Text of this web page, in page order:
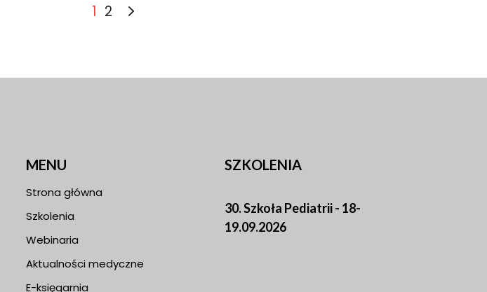
1 2
MENU
Strona główna
Szkolenia
Webinaria
Aktualności medyczne
E-księgarnia
SZKOLENIA
30. Szkoła Pediatrii - 18-
19.09.2026